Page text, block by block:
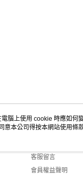
客服資訊
客服留言
會員權益聲明
腦上使用 cookie 時應如何
意本公司得按本網站使用條